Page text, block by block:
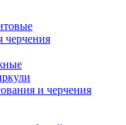
черчения
и черчения